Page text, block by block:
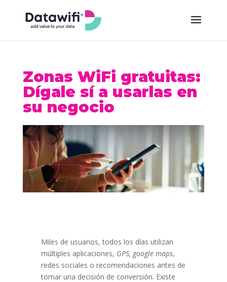
Zonas WiFi gratuitas:
Dígale sí a usarlas en
su negocio
Miles de usuarios, todos los días utilizan
múltiples aplicaciones, GPS, google maps,
redes sociales o recomendaciones antes de
tomar una decisión de conversión. Existe